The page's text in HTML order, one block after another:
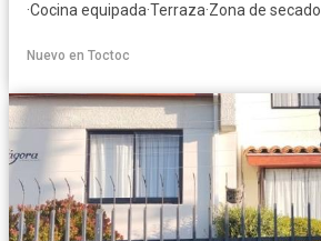
·Cocina equipada·Terraza·Zona de secado
Nuevo en Toctoc